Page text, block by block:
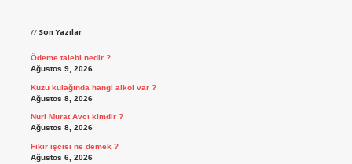
Son Yazılar
Ödeme talebi nedir ?
Ağustos 9, 2026
Kuzu kulağında hangi alkol var ?
Ağustos 8, 2026
Nuri Murat Avcı kimdir ?
Ağustos 8, 2026
Fikir işcisi ne demek ?
Ağustos 6, 2026